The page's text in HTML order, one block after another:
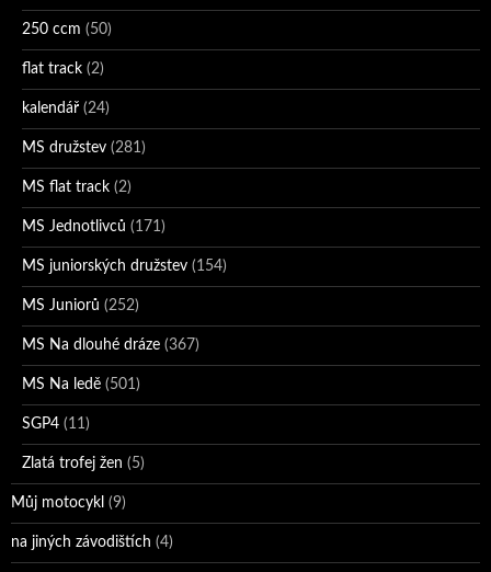
250 ccm (50)
flat track (2)
kalendář (24)
MS družstev (281)
MS flat track (2)
MS Jednotlivců (171)
MS juniorských družstev (154)
MS Juniorů (252)
MS Na dlouhé dráze (367)
MS Na ledě (501)
SGP4 (11)
Zlatá trofej žen (5)
Můj motocykl (9)
na jiných závodištích (4)